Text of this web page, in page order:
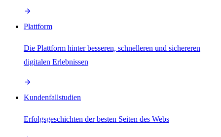
Plattform
Die Plattform hinter besseren, schnelleren und sichereren
digitalen Erlebnissen
Kundenfallstudien
Erfolgsgeschichten der besten Seiten des Webs